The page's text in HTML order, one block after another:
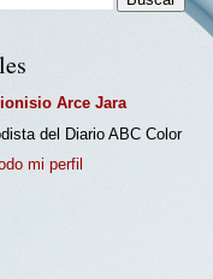
Arce Jara
del Diario ABC Color
mi perfil